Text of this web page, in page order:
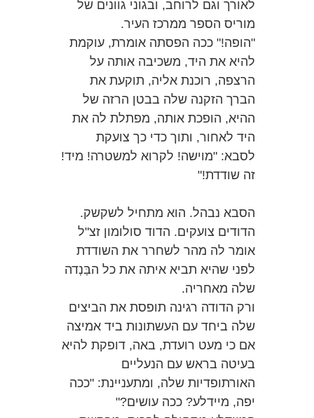
לאורך וגם לרוחב, ובגוני גוונים של
מוריס הספר ממרכז העיר.
"הופה!" ככה הפסתה אומרת, עוקמת
להיא את היד, משכיבה אותה על
הרצפה, רוכנת אליה, תוקעת את
הברך הזקנה שלה בבטן הרזה של
ההיא, הופכת אותה, מפתלת לה את
היד לאחור, ותוך כדי כך צועקת
לסבא: "מוישה! לקרוא למשטרה! מיד!
זה שודדת!"
הסבא נבהל. הוא מתחיל לשקשק.
הדודים צועקים. הדוד סולומון זצ"ל
אומר לה מהר לשחרר את השודדת
לפני שהיא תביא איתה את כל הבַּנְדה
שלה מאחריה.
ורק הדודה רגינה תופסת את הביצים
שלה ביחד עם העשתונות ביד אמיצה
אם כי מעט רועדת, באה, דופקת להיא
בעיטה בראש עם הנעליים
האורתופדיות שלה, ומתעניינת: "ככה
יפה, מיידלע? ככה עושים?"